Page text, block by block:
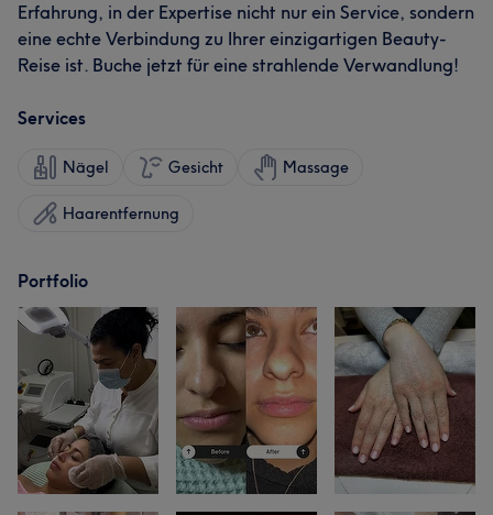
Erfahrung, in der Expertise nicht nur ein Service, sondern
eine echte Verbindung zu Ihrer einzigartigen Beauty-
Reise ist. Buche jetzt für eine strahlende Verwandlung!
Services
Nägel Gesicht Massage
Haarentfernung
Portfolio